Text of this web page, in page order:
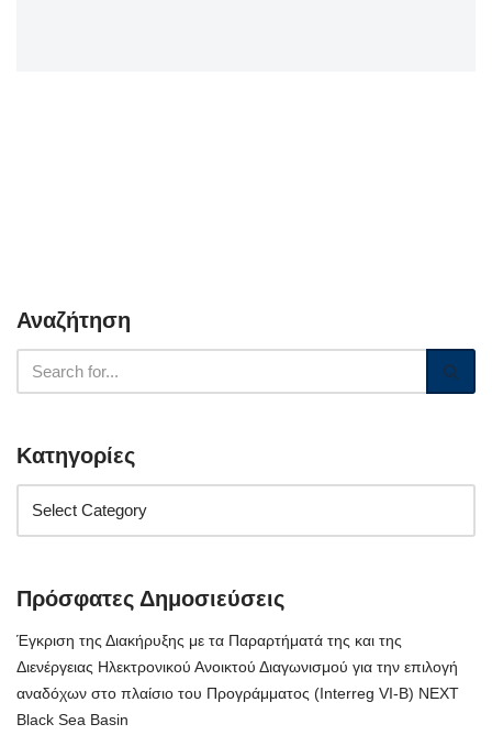
Αναζήτηση
Κατηγορίες
Πρόσφατες Δημοσιεύσεις
Έγκριση της Διακήρυξης με τα Παραρτήματά της και της
Διενέργειας Ηλεκτρονικού Ανοικτού Διαγωνισμού για την επιλογή
αναδόχων στο πλαίσιο του Προγράμματος (Interreg VI-B) NEXT
Black Sea Basin